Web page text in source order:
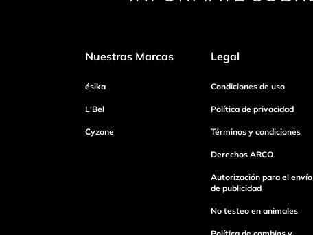
Escribe un comentario
Enviar Comentario
Nuestras Marcas
ésika
L'Bel
Cyzone
Legal
Condiciones de uso
Política de privacidad
Términos y condiciones
Derechos ARCO
Autorización para el envío
de publicidad
No testeo en animales